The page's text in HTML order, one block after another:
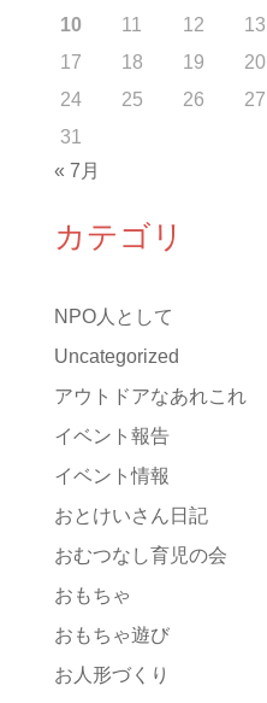
10
11 12 13
17
18 19 20
24
25 26 27
31
« 7月
カテゴリ
NPO人として
Uncategorized
アウトドアなあれこれ
イベント報告
イベント情報
おとけいさん日記
おむつなし育児の会
おもちゃ
おもちゃ遊び
お人形づくり